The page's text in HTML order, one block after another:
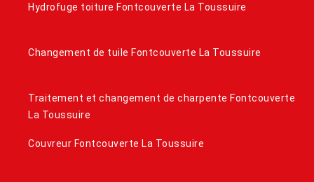
Hydrofuge toiture Fontcouverte La Toussuire
Changement de tuile Fontcouverte La Toussuire
Traitement et changement de charpente Fontcouverte
La Toussuire
Couvreur Fontcouverte La Toussuire